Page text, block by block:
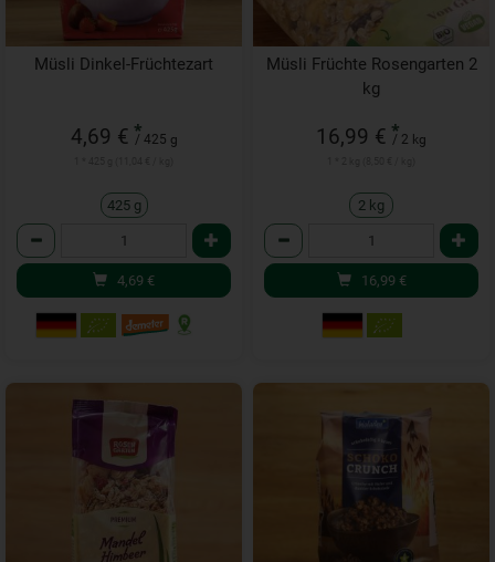
Müsli Dinkel-Früchtezart
4,69 € *
/ 425 g
425 g
Anzahl
4,69 €
Müsli Früchte Rosengarten 2
kg
16,99 € *
/ 2 kg
2 kg
Anzahl
16,99 €